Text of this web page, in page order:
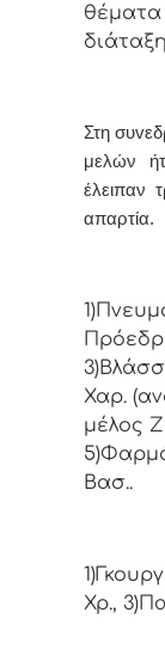
θέματα
Στη
μελών
έλειπαν
απαρτία.
Χαρ.
μέλος
Βασ..
Χρ.,